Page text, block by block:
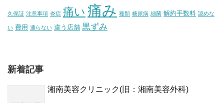
久保証 注意事項 炎症 痛い 痛み 種類 糖尿病 細菌 解約手数料 認めな
い 費用 通らない 違う店舗 黒ずみ
新着記事
湘南美容クリニック(旧：湘南美容外科)